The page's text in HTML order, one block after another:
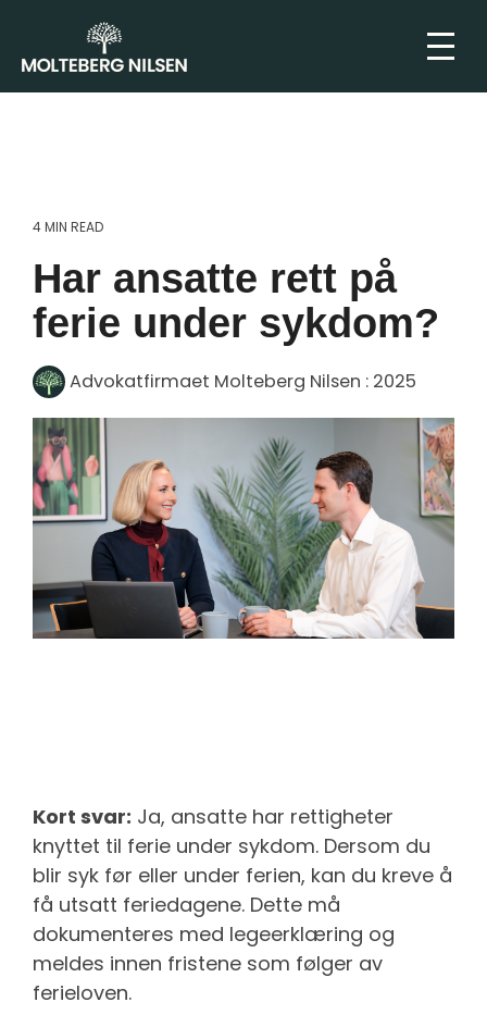
4 MIN READ
Har ansatte rett på
ferie under sykdom?
Advokatfirmaet Molteberg Nilsen : 2025
Kort svar: Ja, ansatte har rettigheter
knyttet til ferie under sykdom. Dersom du
blir syk før eller under ferien, kan du kreve å
få utsatt feriedagene. Dette må
dokumenteres med legeerklæring og
meldes innen fristene som følger av
ferieloven.